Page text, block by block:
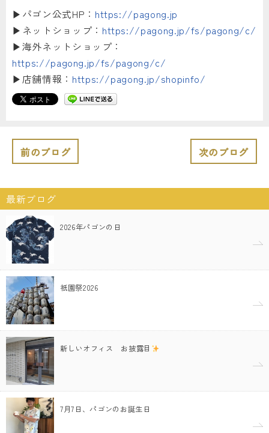
▶︎パゴン公式HP： https://pagong.jp
▶︎ネットショップ： https://pagong.jp/fs/pagong/c/
▶︎海外ネットショップ：
https://pagong.jp/fs/pagong/c/
▶︎店舗情報： https://pagong.jp/shopinfo/
前のブログ 次のブログ
最新ブログ
2026年パゴンの日
祇園祭2026
新しいオフィス お披露目
7月7日、パゴンのお誕生日